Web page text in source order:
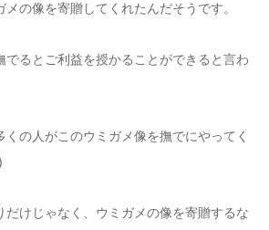
の像を寄贈してくれたんだそうです。
でるとご利益を授かることができると言わ
くの人がこのウミガメ像を撫でにやってく
だけじゃなく、ウミガメの像を寄贈するな